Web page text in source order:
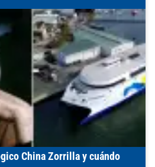
China Zorrilla y cuándo